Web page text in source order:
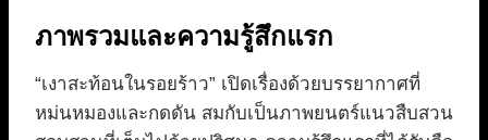
ภาพรวมและความรู้สึกแรก
“เงาสะท้อนในรอยร้าว” เปิดเรื่องด้วยบรรยากาศที่
หม่นหมองและกดดัน สมกับเป็นภาพยนตร์แนวสืบสวน